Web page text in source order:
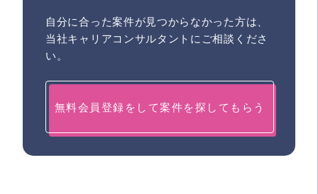
自分に合った案件が見つからなかった方は、
当社キャリアコンサルタントにご相談くださ
い。
無料会員登録をして案件を探してもらう